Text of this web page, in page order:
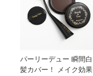
パーリーデュー 瞬間白
髪カバー！ メイク効果